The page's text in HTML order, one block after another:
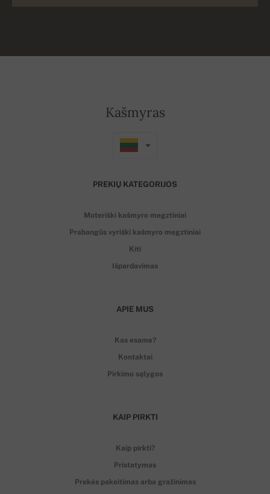
Kašmyras
PREKIŲ KATEGORIJOS
Moteriški kašmyro megztiniai
Prabangūs vyriški kašmyro megztiniai
Kiti
Išpardavimas
APIE MUS
Kas esame?
Kontaktai
Pirkimo sąlygos
KAIP PIRKTI
Kaip pirkti?
Pristatymas
Prekės pakeitimas arba gražinimas